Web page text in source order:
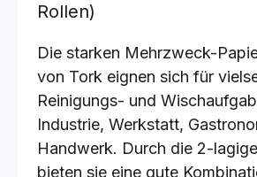
Rollen)
Die starken Mehrzweck-
von Tork eignen sich für
Reinigungs- und
Industrie, Werkstatt,
Handwerk. Durch die 2-
bieten sie eine gute